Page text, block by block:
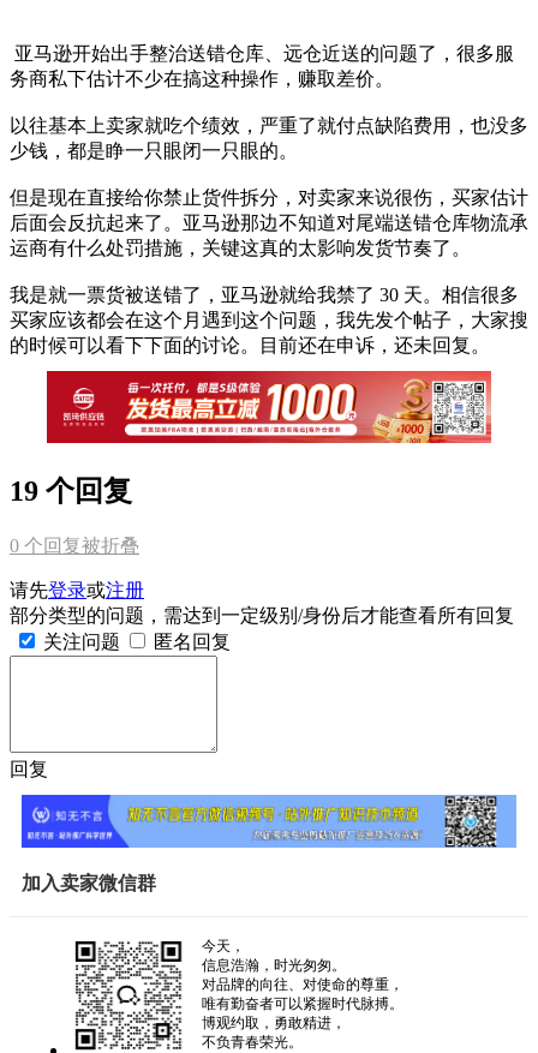
亚马逊开始出手整治送错仓库、远仓近送的问题了，很多服
务商私下估计不少在搞这种操作，赚取差价。
以往基本上卖家就吃个绩效，严重了就付点缺陷费用，也没多
少钱，都是睁一只眼闭一只眼的。
但是现在直接给你禁止货件拆分，对卖家来说很伤，买家估计
后面会反抗起来了。亚马逊那边不知道对尾端送错仓库物流承
运商有什么处罚措施，关键这真的太影响发货节奏了。
我是就一票货被送错了，亚马逊就给我禁了 30 天。相信很多
买家应该都会在这个月遇到这个问题，我先发个帖子，大家搜
的时候可以看下下面的讨论。目前还在申诉，还未回复。
19 个回复
0 个回复被折叠
请先登录或注册
部分类型的问题，需达到一定级别/身份后才能查看所有回复
关注问题
匿名回复
回复
加入卖家微信群
今天，
信息浩瀚，时光匆匆。
对品牌的向往、对使命的尊重，
唯有勤奋者可以紧握时代脉搏。
博观约取，勇敢精进，
不负青春荣光。